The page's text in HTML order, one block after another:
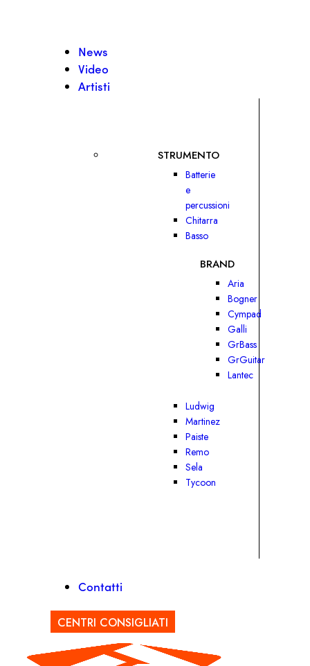
News
Video
Artisti
STRUMENTO
Batterie
e
percussioni
Chitarra
Basso
BRAND
Aria
Bogner
Cympad
Galli
GrBass
GrGuitar
Lantec
Ludwig
Martinez
Paiste
Remo
Sela
Tycoon
Contatti
CENTRI CONSIGLIATI